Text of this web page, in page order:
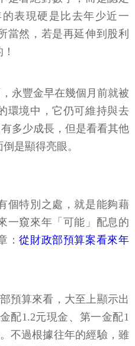
表現硬是比去年少近一
當然，若是再延伸到股利
永豐金早在幾個月前就被
環境中，它仍可維持與去
多少成長，但是看看其他
是顯得亮眼。
個特別之處，就是能夠藉
一窺來年「可能」配息的
：從財政部預算案看來年
預算來看，大至上顯示出
配1.2元現金、第一金配1
不過根據往年的經驗，雖